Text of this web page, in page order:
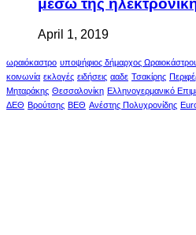
μέσω της
April 1, 2019
ωραιόκαστρο υποψήφιος δήμαρχος
κοινωνία εκλογές ειδήσεις ααδε Τσακίρης
Μηταράκης Θεσσαλονίκη Ελληνογερμανικό
ΔΕΘ Βρούτσης ΒΕΘ Ανέστης Πολυχρονίδης